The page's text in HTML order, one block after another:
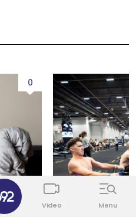
0
Video Menu